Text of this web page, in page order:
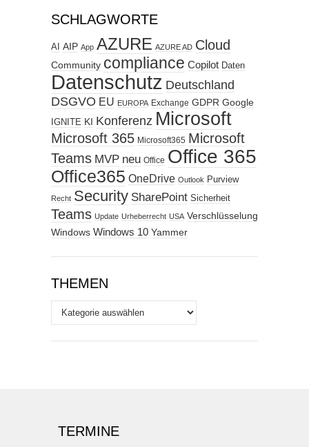
SCHLAGWORTE
AI AIP App AZURE AZURE AD Cloud
Community compliance Copilot Daten
Datenschutz Deutschland
DSGVO EU EUROPA Exchange GDPR Google
IGNITE KI Konferenz Microsoft
Microsoft 365 Microsoft365 Microsoft
Teams MVP neu Office Office 365
Office365 OneDrive Outlook Purview
Recht Security SharePoint Sicherheit
Teams Update Urheberrecht USA Verschlüsselung
Windows Windows 10 Yammer
THEMEN
Themen
TERMINE